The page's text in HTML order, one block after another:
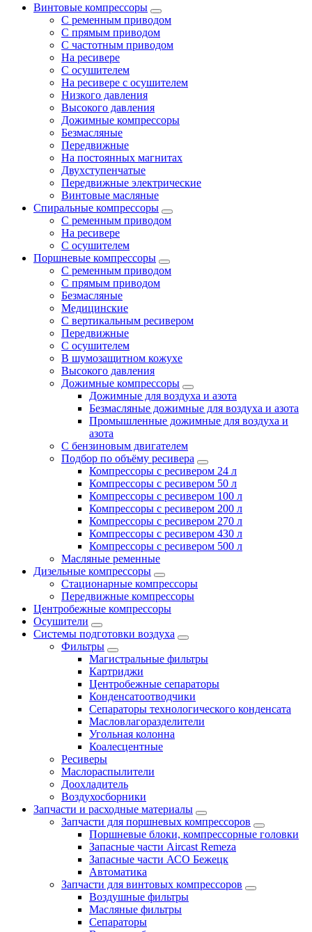
Винтовые компрессоры
С ременным приводом
С прямым приводом
С частотным приводом
На ресивере
С осушителем
На ресивере с осушителем
Низкого давления
Высокого давления
Дожимные компрессоры
Безмасляные
Передвижные
На постоянных магнитах
Двухступенчатые
Передвижные электрические
Винтовые масляные
Спиральные компрессоры
С ременным приводом
На ресивере
С осушителем
Поршневые компрессоры
С ременным приводом
С прямым приводом
Безмасляные
Медицинские
С вертикальным ресивером
Передвижные
С осушителем
В шумозащитном кожухе
Высокого давления
Дожимные компрессоры
Дожимные для воздуха и азота
Безмасляные дожимные для воздуха и азота
Промышленные дожимные для воздуха и
азота
С бензиновым двигателем
Подбор по объёму ресивера
Компрессоры с ресивером 24 л
Компрессоры с ресивером 50 л
Компрессоры с ресивером 100 л
Компрессоры с ресивером 200 л
Компрессоры с ресивером 270 л
Компрессоры с ресивером 430 л
Компрессоры с ресивером 500 л
Масляные ременные
Дизельные компрессоры
Стационарные компрессоры
Передвижные компрессоры
Центробежные компрессоры
Осушители
Системы подготовки воздуха
Фильтры
Магистральные фильтры
Картриджи
Центробежные сепараторы
Конденсатоотводчики
Сепараторы технологического конденсата
Масловлагоразделители
Угольная колонна
Коалесцентные
Ресиверы
Маслораспылители
Доохладитель
Воздухосборники
Запчасти и расходные материалы
Запчасти для поршневых компрессоров
Поршневые блоки, компрессорные головки
Запасные части Aircast Remeza
Запасные части АСО Бежецк
Автоматика
Запчасти для винтовых компрессоров
Воздушные фильтры
Масляные фильтры
Сепараторы